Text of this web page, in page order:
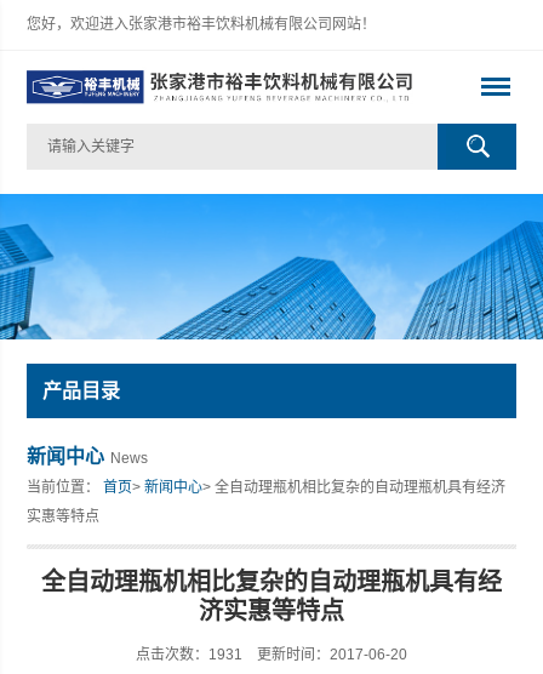
您好，欢迎进入张家港市裕丰饮料机械有限公司网站！
张家港市裕丰饮料机械有限公司
产品目录
新闻中心 News
当前位置：首页>新闻中心> 全自动理瓶机相比复杂的自动理瓶机具有经济
实惠等特点
全自动理瓶机相比复杂的自动理瓶机具有经
济实惠等特点
点击次数：1931 更新时间：2017-06-20